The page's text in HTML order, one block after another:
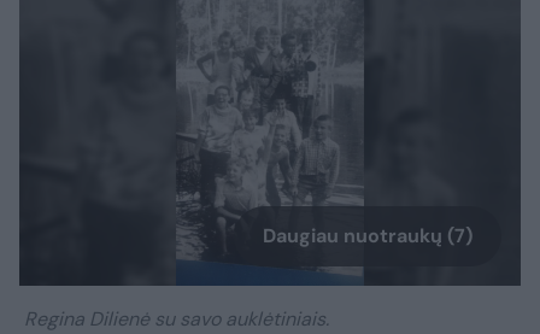
Daugiau nuotraukų (7)
Regina Dilienė su savo auklėtiniais.